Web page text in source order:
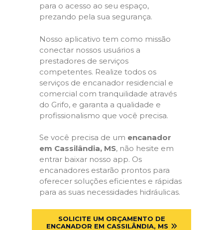
para o acesso ao seu espaço,
prezando pela sua segurança.
Nosso aplicativo tem como missão
conectar nossos usuários a
prestadores de serviços
competentes. Realize todos os
serviços de encanador residencial e
comercial com tranquilidade através
do Grifo, e garanta a qualidade e
profissionalismo que você precisa.
Se você precisa de um encanador
em Cassilândia, MS, não hesite em
entrar baixar nosso app. Os
encanadores estarão prontos para
oferecer soluções eficientes e rápidas
para as suas necessidades hidráulicas.
SOLICITE UM ORÇAMENTO DE
ENCANADOR EM CASSILÂNDIA, MS